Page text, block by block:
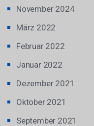
November 2024
März 2022
Februar 2022
Januar 2022
Dezember 2021
Oktober 2021
September 2021